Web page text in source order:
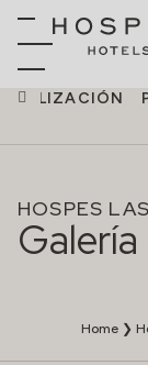
HOSPES
Galería
Home ❯